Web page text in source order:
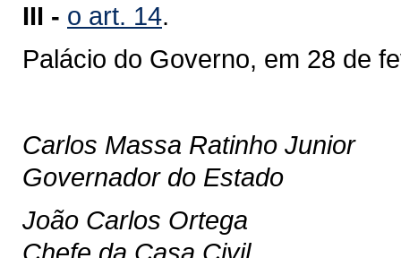
III - o art. 14.
Palácio do Governo, em 28 de
Carlos Massa Ratinho Junior
Governador do Estado
João Carlos Ortega